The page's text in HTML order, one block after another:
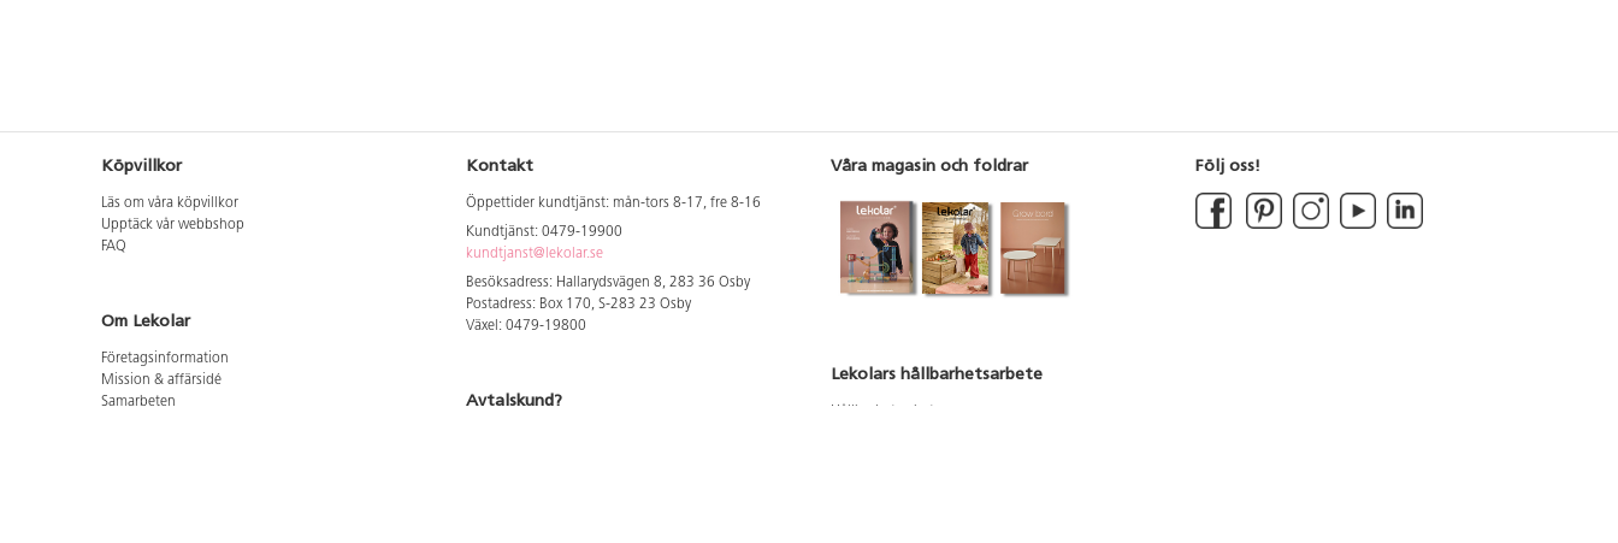
Köpvillkor
Läs om våra köpvillkor
Upptäck vår webbshop
FAQ
Om Lekolar
Företagsinformation
Mission & affärsidé
Samarbeten
Kontakt
Öppettider kundtjänst: mån-tors 8-17, fre 8-16
Kundtjänst: 0479-19900
kundtjanst@lekolar.se
Besöksadress: Hallarydsvägen 8, 283 36 Osby
Postadress: Box 170, S-283 23 Osby
Växel: 0479-19800
Avtalskund?
Våra magasin och foldrar
Lekolars hållbarhetsarbete
Följ oss!